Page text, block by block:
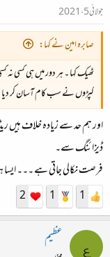
جولائی 5، 2021
صابرہ امین نے کہا:
ٹھیک کہا ۔ ہر دور میں ہی کسی
کپڑوں نے سب کام آسان کر دیا
اور ہم حد سے زیادہ خلاف ہیں
ڈیزائنگ سے۔
فرصت نکالی جاتی ہے ۔۔۔ ایسا
1
1
2
ع عظیم